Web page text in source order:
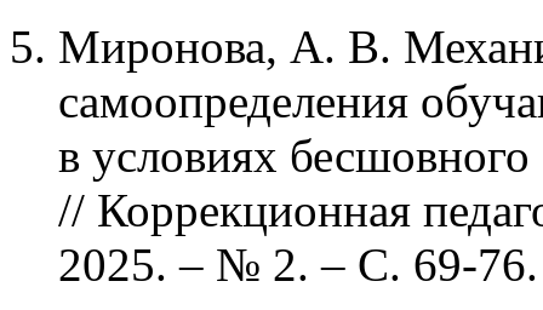
Миронова, А. В.
самоопределения
в условиях
// Коррекционная
2025. – № 2. – С. 69-76.